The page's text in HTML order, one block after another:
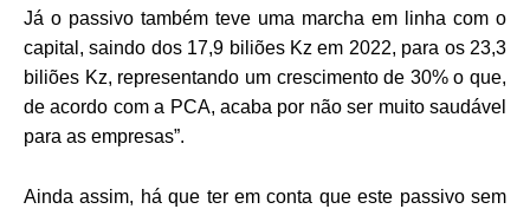
Já o passivo também teve uma marcha em linha com o
capital, saindo dos 17,9 biliões Kz em 2022, para os 23,3
biliões Kz, representando um crescimento de 30% o que,
de acordo com a PCA, acaba por não ser muito saudável
para as empresas”.
Ainda assim, há que ter em conta que este passivo sem